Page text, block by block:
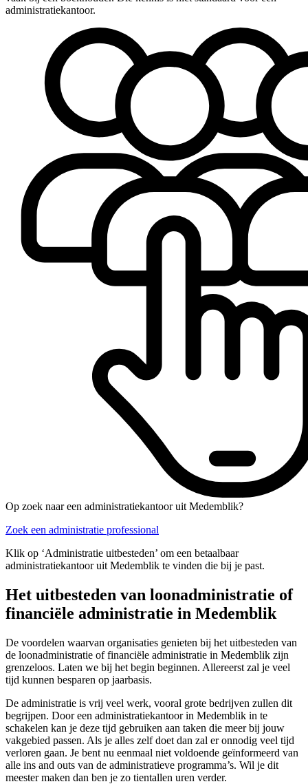
administratiekantoor.
Op zoek naar een administratiekantoor uit Medemblik?
Zoek een administratie professional
Klik op ‘Administratie uitbesteden’ om een betaalbaar
administratiekantoor uit Medemblik te vinden die bij je past.
Het uitbesteden van loonadministratie of
financiële administratie in Medemblik
De voordelen waarvan organisaties genieten bij het uitbesteden van
de loonadministratie of financiële administratie in Medemblik zijn
grenzeloos. Laten we bij het begin beginnen. Allereerst zal je veel
tijd kunnen besparen op jaarbasis.
De administratie is vrij veel werk, vooral grote bedrijven zullen dit
begrijpen. Door een administratiekantoor in Medemblik in te
schakelen kan je deze tijd gebruiken aan taken die meer bij jouw
vakgebied passen. Als je alles zelf doet dan zal er onnodig veel tijd
verloren gaan. Je bent nu eenmaal niet voldoende geïnformeerd van
alle ins and outs van de administratieve programma’s. Wil je dit
meester maken dan ben je zo tientallen uren verder.